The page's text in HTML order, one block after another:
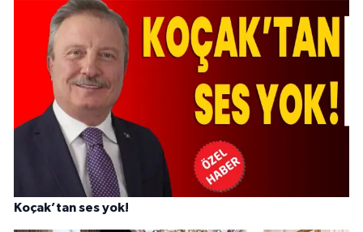
Koçak’tan ses yok!